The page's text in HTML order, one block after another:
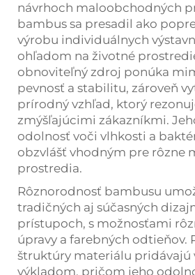
návrhoch maloobchodných
bambus sa presadil ako
výrobu individuálnych
ohľadom na životné
obnoviteľný zdroj ponúka
pevnosť a stabilitu, zároveň
prírodný vzhľad, ktorý
zmýšľajúcimi zákazníkmi.
odolnosť voči vlhkosti a
obzvlášť vhodným pre rôzne
prostredia.
Rôznorodnosť bambusu
tradičných aj súčasných
prístupoch, s možnosťami
úpravy a farebných odtieňov.
štruktúry materiálu pridávajú
výkladom, pričom jeho